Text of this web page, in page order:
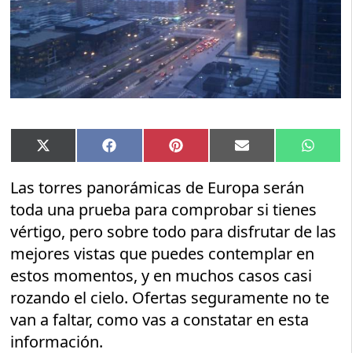
Compartir
en
X
(Twitter)
Compartir
en
Facebook Compartir
en
Pinterest Compartir
en
Email
en
Las torres panorámicas de Europa serán
toda una prueba para comprobar si tienes
vértigo, pero sobre todo para disfrutar de las
mejores vistas que puedes contemplar en
estos momentos, y en muchos casos casi
rozando el cielo. Ofertas seguramente no te
van a faltar, como vas a constatar en esta
información.